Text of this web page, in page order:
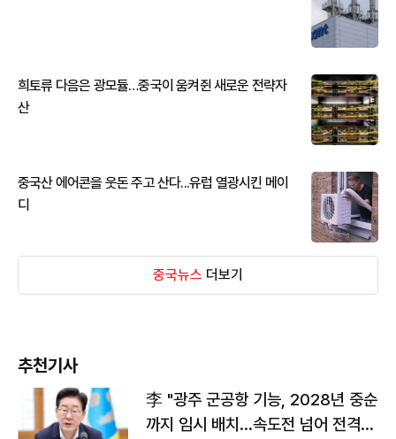
희토류 다음은 광모듈…중국이 움켜쥔 새로운 전략자
산
중국산 에어콘을 웃돈 주고 산다...유럽 열광시킨 메이
디
중국뉴스 더보기
추천기사
李 "광주 군공항 기능, 2028년 중순
까지 임시 배치…속도전 넘어 전격